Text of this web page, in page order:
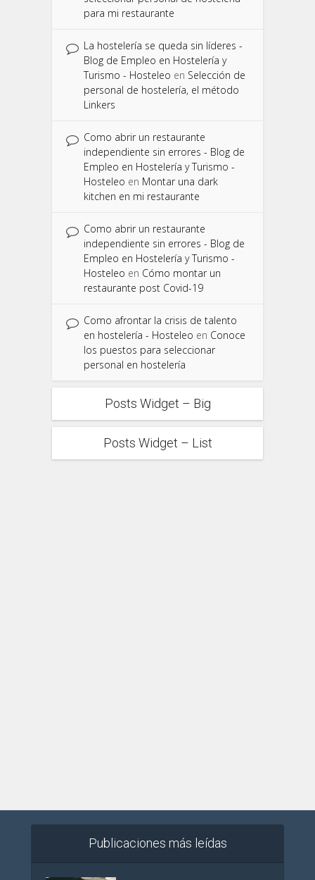
para mi restaurante
La hostelería se queda sin líderes -
Blog de Empleo en Hostelería y
Turismo - Hosteleo en Selección de
personal de hostelería, el método
Linkers
Como abrir un restaurante
independiente sin errores - Blog de
Empleo en Hostelería y Turismo -
Hosteleo en Montar una dark
kitchen en mi restaurante
Como abrir un restaurante
independiente sin errores - Blog de
Empleo en Hostelería y Turismo -
Hosteleo en Cómo montar un
restaurante post Covid-19
Como afrontar la crisis de talento
en hostelería - Hosteleo en Conoce
los puestos para seleccionar
personal en hostelería
Posts Widget – Big
Posts Widget – List
Publicaciones más leídas